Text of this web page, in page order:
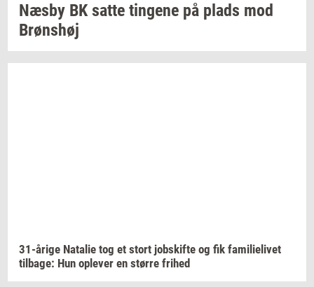
Næsby BK satte tin­ge­ne på plads mod
Brøns­høj
31-​årige Na­ta­lie tog et stort jobs­kif­te og fik fa­mi­li­e­li­vet
til­ba­ge: Hun op­le­ver en stør­re fri­hed